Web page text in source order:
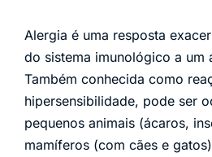
Alergia é uma resposta
do sistema imunológico a um
Também conhecida como
hipersensibilidade, pode ser
pequenos animais (ácaros,
mamíferos (com cães e